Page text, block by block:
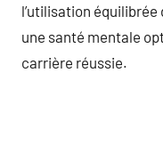
l’utilisation
une santé mentale
carrière réussie.